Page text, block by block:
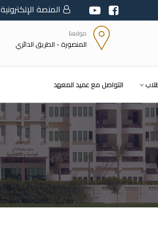
المنصة الإلكترونية
موقعنا
المنصورة - الطريق الدائري
التواصل مع عميد المعهد